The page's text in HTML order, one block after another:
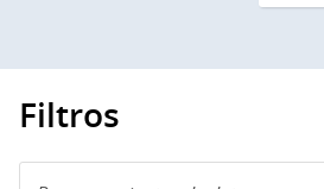
Filtros